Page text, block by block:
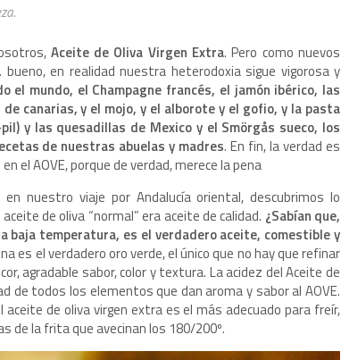
Aceite de Oliva Virgen Extra. Pero como nuevos
en realidad nuestra heterodoxia sigue vigorosa y
mundo, el Champagne francés, el jamón ibérico, las
canarias, y el mojo, y el alborote y el gofio, y la pasta
y las quesadillas de Mexico y el Smörgås sueco, los
de nuestras abuelas y madres. En fin, la verdad es
el AOVE, porque de verdad, merece la pena
nuestro viaje por Andalucía oriental, descubrimos lo
de oliva “normal” era aceite de calidad. ¿Sabían que,
baja temperatura, es el verdadero aceite, comestible y
es el verdadero oro verde, el único que no hay que refinar
agradable sabor, color y textura. La acidez del Aceite de
de todos los elementos que dan aroma y sabor al AOVE.
de oliva virgen extra es el más adecuado para freír,
la frita que avecinan los 180/200º.